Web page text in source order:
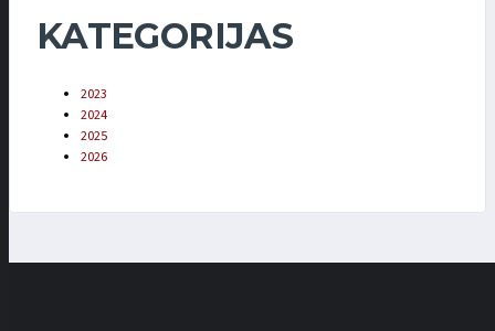
KATEGORIJAS
2023
2024
2025
2026